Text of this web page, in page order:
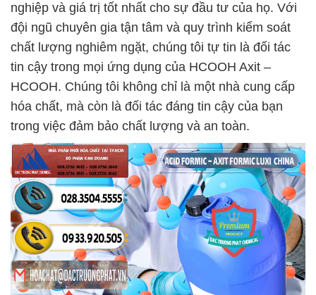
nghiệp và giá trị tốt nhất cho sự đầu tư của họ. Với
đội ngũ chuyên gia tận tâm và quy trình kiểm soát
chất lượng nghiêm ngặt, chúng tôi tự tin là đối tác
tin cậy trong mọi ứng dụng của HCOOH Axit –
HCOOH. Chúng tôi không chỉ là một nhà cung cấp
hóa chất, mà còn là đối tác đáng tin cậy của bạn
trong việc đảm bảo chất lượng và an toàn.